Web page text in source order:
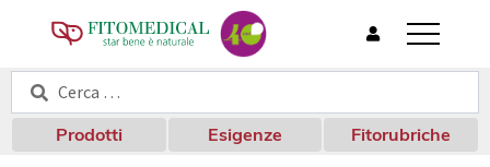
T
o
g
l
e
Cerca:
Cerca
Prodotti Esigenze Fitorubriche